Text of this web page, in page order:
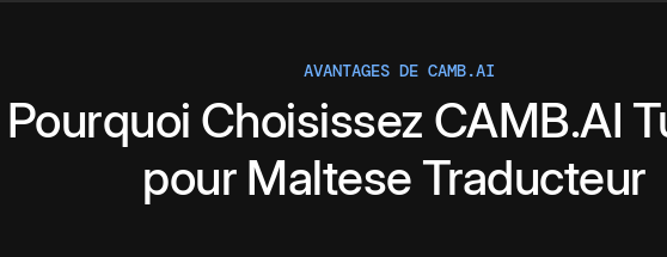
AVANTAGES DE CAMB.AI
Pourquoi Choisissez CAMB.AI
pour Maltese Traducteur